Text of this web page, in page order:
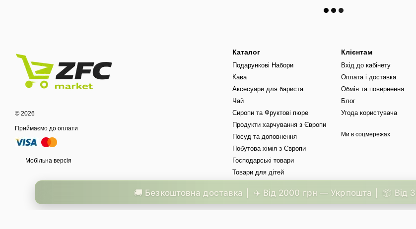
© 2026
Приймаємо до оплати
Мобільна версія
Каталог
Подарункові Набори
Кава
Аксесуари для бариста
Чай
Сиропи та Фруктові пюре
Продукти харчування з Європи
Посуд та доповнення
Побутова хімія з Європи
Господарські товари
Товари для дітей
Клієнтам
Вхід до кабінету
Оплата і доставка
Обмін та повернення
Блог
Угода користувача
Ми в соцмережах